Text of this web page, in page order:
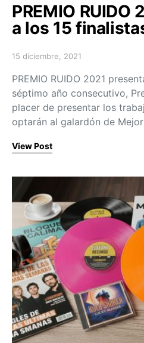
PREMIO RUIDO
a los 15
Posted on
15 diciembre, 2021
PREMIO RUIDO 2021
séptimo año consecutivo,
placer de presentar los
optarán al galardón de
View Post